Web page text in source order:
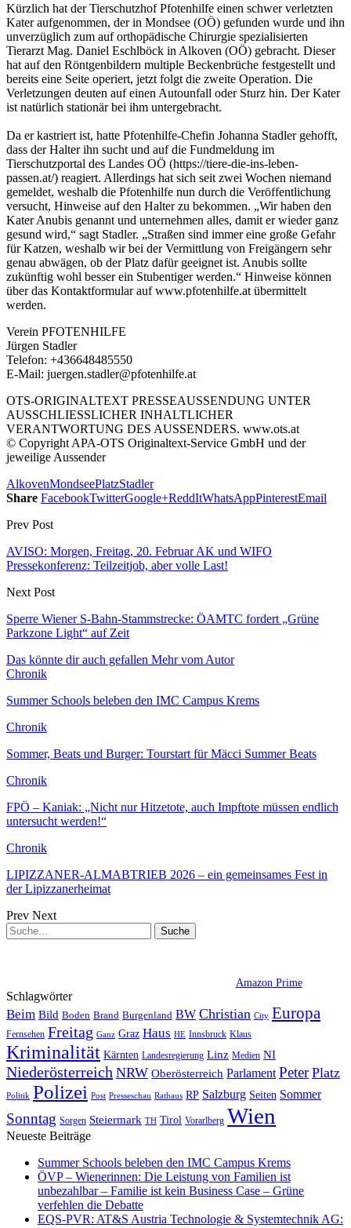
Kürzlich hat der Tierschutzhof Pfotenhilfe einen schwer verletzten
Kater aufgenommen, der in Mondsee (OÖ) gefunden wurde und ihn
unverzüglich zum auf orthopädische Chirurgie spezialisierten
Tierarzt Mag. Daniel Eschlböck in Alkoven (OÖ) gebracht. Dieser
hat auf den Röntgenbildern multiple Beckenbrüche festgestellt und
bereits eine Seite operiert, jetzt folgt die zweite Operation. Die
Verletzungen deuten auf einen Autounfall oder Sturz hin. Der Kater
ist natürlich stationär bei ihm untergebracht.
Da er kastriert ist, hatte Pfotenhilfe-Chefin Johanna Stadler gehofft,
dass der Halter ihn sucht und auf die Fundmeldung im
Tierschutzportal des Landes OÖ (https://tiere-die-ins-leben-
passen.at/) reagiert. Allerdings hat sich seit zwei Wochen niemand
gemeldet, weshalb die Pfotenhilfe nun durch die Veröffentlichung
versucht, Hinweise auf den Halter zu bekommen. „Wir haben den
Kater Anubis genannt und unternehmen alles, damit er wieder ganz
gesund wird,“ sagt Stadler. „Straßen sind immer eine große Gefahr
für Katzen, weshalb wir bei der Vermittlung von Freigängern sehr
genau abwägen, ob der Platz dafür geeignet ist. Anubis sollte
zukünftig wohl besser ein Stubentiger werden.“ Hinweise können
über das Kontaktformular auf www.pfotenhilfe.at übermittelt
werden.
Verein PFOTENHILFE
Jürgen Stadler
Telefon: +436648485550
E-Mail: juergen.stadler@pfotenhilfe.at
OTS-ORIGINALTEXT PRESSEAUSSENDUNG UNTER
AUSSCHLIESSLICHER INHALTLICHER
VERANTWORTUNG DES AUSSENDERS. www.ots.at
© Copyright APA-OTS Originaltext-Service GmbH und der
jeweilige Aussender
AlkovenMondseePlatzStadler
Share FacebookTwitterGoogle+ReddItWhatsAppPinterestEmail
Prev Post
AVISO: Morgen, Freitag, 20. Februar AK und WIFO
Pressekonferenz: Teilzeitjob, aber volle Last!
Next Post
Sperre Wiener S-Bahn-Stammstrecke: ÖAMTC fordert „Grüne
Parkzone Light“ auf Zeit
Das könnte dir auch gefallen Mehr vom Autor
Chronik
Summer Schools beleben den IMC Campus Krems
Chronik
Sommer, Beats und Burger: Tourstart für Mäcci Summer Beats
Chronik
FPÖ – Kaniak: „Nicht nur Hitzetote, auch Impftote müssen endlich
untersucht werden!“
Chronik
LIPIZZANER-ALMABTRIEB 2026 – ein gemeinsames Fest in
der Lipizzanerheimat
Prev Next
Amazon Prime
Schlagwörter
Beim Bild Boden Brand Burgenland BW Christian City Europa
Fernsehen Freitag Ganz Graz Haus HE Innsbruck Klaus
Kriminalität Kärnten Landesregierung Linz Medien NI
Niederösterreich NRW Oberösterreich Parlament Peter Platz
Politik Polizei Post Presseschau Rathaus RP Salzburg Seiten Sommer
Sonntag Sorgen Steiermark TH Tirol Vorarlberg Wien
Neueste Beiträge
Summer Schools beleben den IMC Campus Krems
ÖVP – Wienerinnen: Die Leistung von Familien ist
unbezahlbar – Familie ist kein Business Case – Grüne
verfehlen die Debatte
EQS-PVR: AT&S Austria Technologie & Systemtechnik AG: